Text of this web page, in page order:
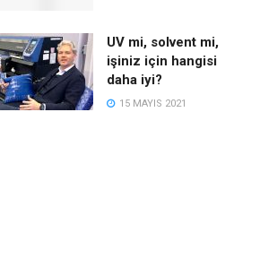
UV mi, solvent mi,
işiniz için hangisi
daha iyi?
15 MAYIS 2021